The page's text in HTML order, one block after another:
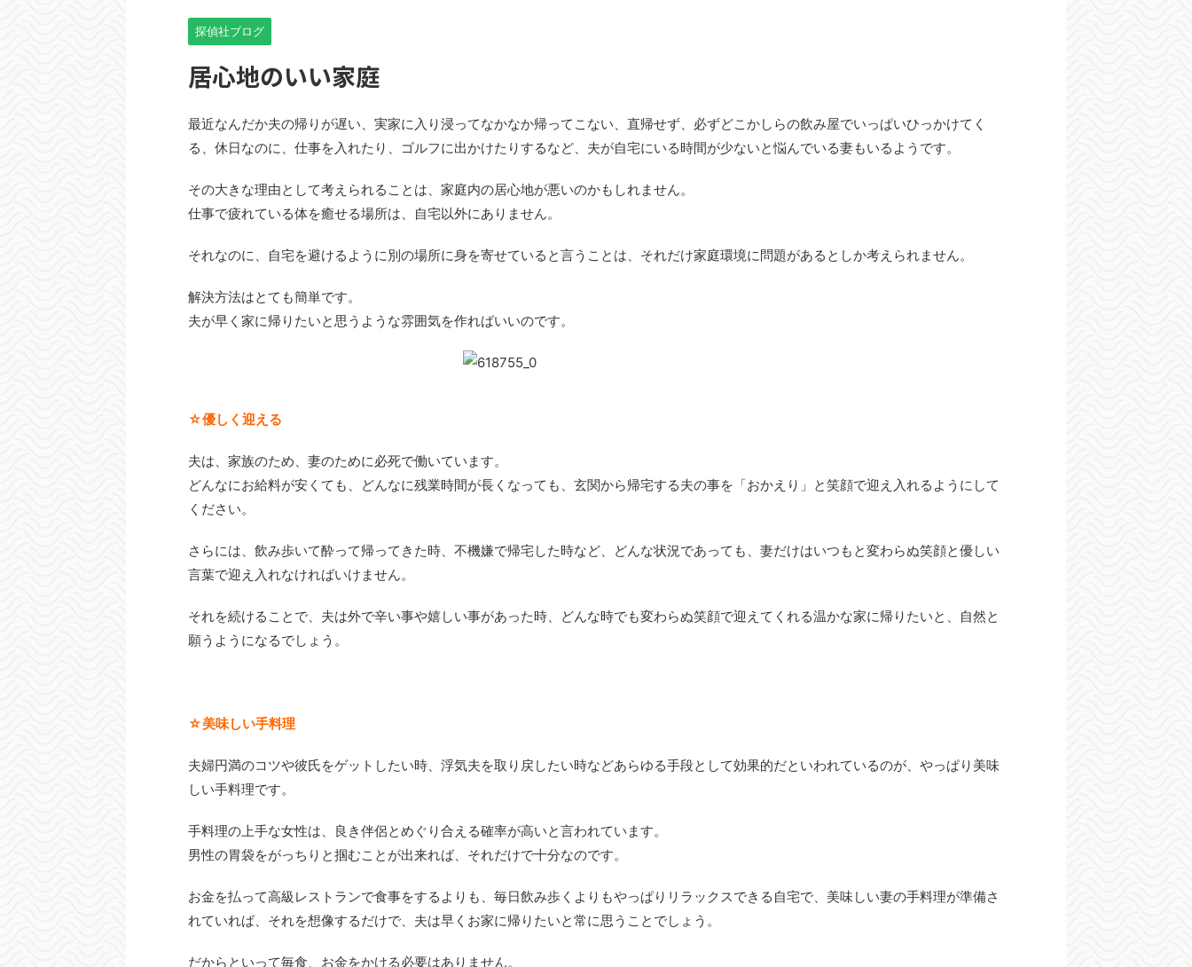
探偵社ブログ
居心地のいい家庭
最近なんだか夫の帰りが遅い、実家に入り浸ってなかなか帰ってこない、直帰せず、必ずどこかしらの飲み屋でいっぱいひっかけてく
る、休日なのに、仕事を入れたり、ゴルフに出かけたりするなど、夫が自宅にいる時間が少ないと悩んでいる妻もいるようです。
その大きな理由として考えられることは、家庭内の居心地が悪いのかもしれません。
仕事で疲れている体を癒せる場所は、自宅以外にありません。
それなのに、自宅を避けるように別の場所に身を寄せていると言うことは、それだけ家庭環境に問題があるとしか考えられません。
解決方法はとても簡単です。
夫が早く家に帰りたいと思うような雰囲気を作ればいいのです。
☆優しく迎える
夫は、家族のため、妻のために必死で働いています。
どんなにお給料が安くても、どんなに残業時間が長くなっても、玄関から帰宅する夫の事を「おかえり」と笑顔で迎え入れるようにして
ください。
さらには、飲み歩いて酔って帰ってきた時、不機嫌で帰宅した時など、どんな状況であっても、妻だけはいつもと変わらぬ笑顔と優しい
言葉で迎え入れなければいけません。
それを続けることで、夫は外で辛い事や嬉しい事があった時、どんな時でも変わらぬ笑顔で迎えてくれる温かな家に帰りたいと、自然と
願うようになるでしょう。
☆美味しい手料理
夫婦円満のコツや彼氏をゲットしたい時、浮気夫を取り戻したい時などあらゆる手段として効果的だといわれているのが、やっぱり美味
しい手料理です。
手料理の上手な女性は、良き伴侶とめぐり合える確率が高いと言われています。
男性の胃袋をがっちりと掴むことが出来れば、それだけで十分なのです。
お金を払って高級レストランで食事をするよりも、毎日飲み歩くよりもやっぱりリラックスできる自宅で、美味しい妻の手料理が準備さ
れていれば、それを想像するだけで、夫は早くお家に帰りたいと常に思うことでしょう。
だからといって毎食、お金をかける必要はありません。